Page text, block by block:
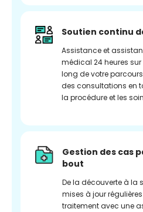
Soutien continu
Assistance et
médical 24 heures sur
long de votre
des consultations en
la procédure et les
Gestion des cas
bout
De la découverte à la
mises à jour
traitement avec une